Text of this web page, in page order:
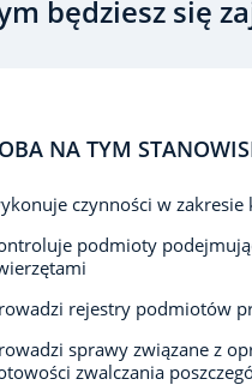
będziesz się
NA TYM
czynności w
podmioty
rejestry podmiotów
sprawy związane z
zwalczania